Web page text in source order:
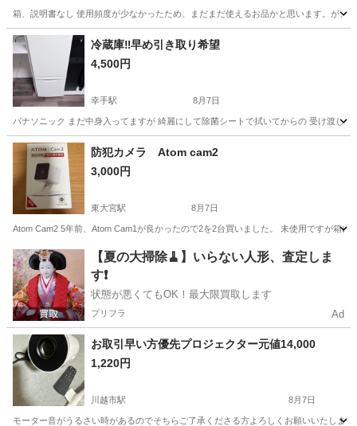
箱、説明書なし 使用頻度が少なかったため、まだまだ使えるお品かと思います。が
埼玉 さいたま市 与野本町駅 生活家電
冷蔵庫‼️早め引き取り希望
4,500円
幸手駅 8月7日
パナソニック まだ中身入ってますが 綺麗にして除菌シートで拭いてからの 受け渡し
埼玉 幸手市 幸手駅
防犯カメラ Atom cam2
3,000円
東大宮駅 8月7日
Atom Cam2 5年前、Atom Cam1が良かったので2を2台買いました。 未使用ですが箱
埼玉 さいたま市 東大宮駅 カメラ
【夏の大掃除🧹】いらない人形、査定しま
す❗️
状態が悪くてもOK！最大限買取します
プリフラ Ad
お取引早い方優先プロジェクター元値14,000
1,220円
川越市駅 8月7日
モーター音がうるさい時があるのでそちらご了承くださる方よろしくお願いいたしま